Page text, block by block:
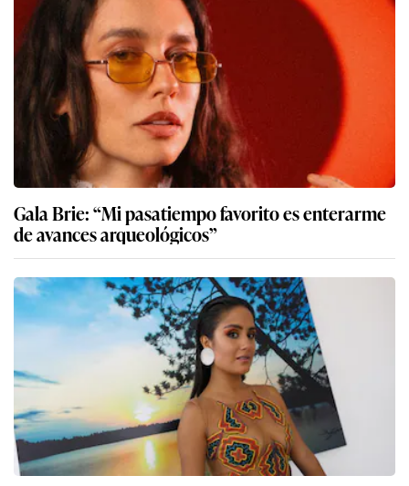
Gala Brie: “Mi pasatiempo favorito es enterarme
de avances arqueológicos”